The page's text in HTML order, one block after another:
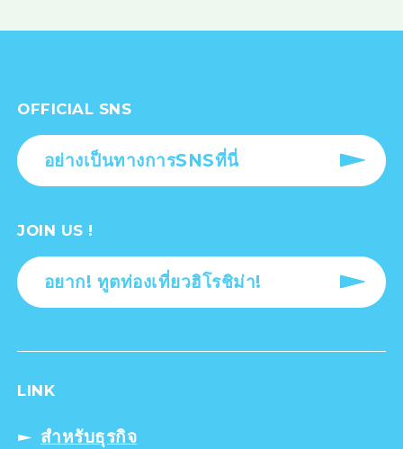
OFFICIAL SNS
อย่างเป็นทางการSNSที่นี่
JOIN US !
อยาก! ทูตท่องเที่ยวฮิโรชิม่า!
LINK
สำหรับธุรกิจ